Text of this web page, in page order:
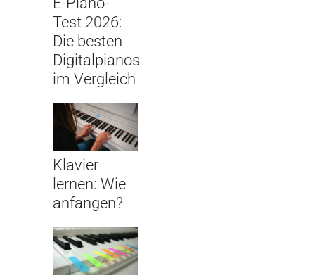
Test 2026:
Die besten
Digitalpianos
im Vergleich
Klavier
lernen: Wie
anfangen?